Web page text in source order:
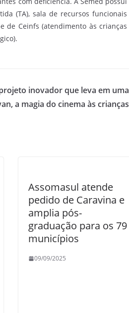
(TA), sala de recursos funcionais
de Ceinfs (atendimento às crianças
inovador que leva em uma
a magia do cinema às crianças
Assomasul atende
pedido de Caravina e
amplia pós-
graduação para os 79
municípios
09/09/2025